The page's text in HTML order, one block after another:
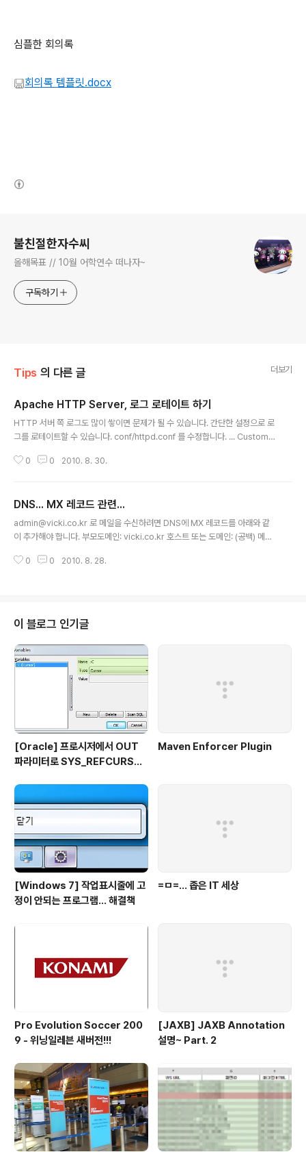
심플한 회의록
회의록 템플릿.docx
불친절한자수씨
올해목표 // 10월 어학연수 떠나자~
구독하기
Tips 의 다른 글 더보기
Apache HTTP Server, 로그 로테이트 하기
HTTP 서버 쪽 로그도 많이 쌓이면 문제가 될 수 있습니다. 간단한 설정으로 로
그를 로테이트할 수 있습니다. conf/httpd.conf 를 수정합니다. ... CustomL
400" common ErrorLog "|bin/rotatelogs D:/logs/apache2/error-
ttp://httpd.apache.org/docs/2.0/ko/programs/rotatelogs.html
0 0 2010. 8. 30.
DNS... MX 레코드 관련...
admin@vicki.co.kr 로 메일을 수신하려면 DNS에 MX 레코드를 아래와 같
이 추가해야 합니다. 부모도메인: vicki.co.kr 호스트 또는 도메인: (공백) 메일
호스트 (mail) 이 준비되어 있어야 하며 FQDN 값을 설정해주어야 합니다. 우
vicki.co.kr. 메일 서버 우선 순위: 10 이렇게 설정되면 mail.vicki...
0 0 2010. 8. 28.
이 블로그 인기글
[Oracle] 프로시저에서 OUT
파라미터로 SYS_REFCURSO
Maven Enforcer Plugin
[Windows 7] 작업표시줄에 고
정이 안되는 프로그램... 해결책
=ㅁ=... 좁은 IT 세상
Pro Evolution Soccer 200
9 - 위닝일레븐 새버전!!!
[JAXB] JAXB Annotation
설명~ Part. 2